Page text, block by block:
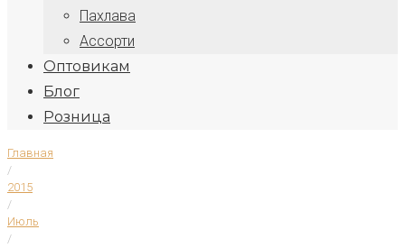
Пахлава
Ассорти
Оптовикам
Блог
Розница
Главная
/
2015
/
Июль
/